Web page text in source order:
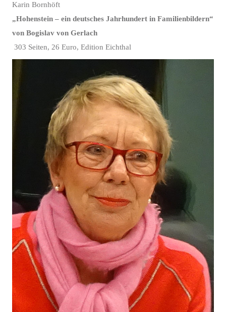
Karin Bornhöft
„Hohenstein – ein deutsches Jahrhundert in Familienbildern“
von Bogislav von Gerlach
303 Seiten, 26 Euro, Edition Eichthal